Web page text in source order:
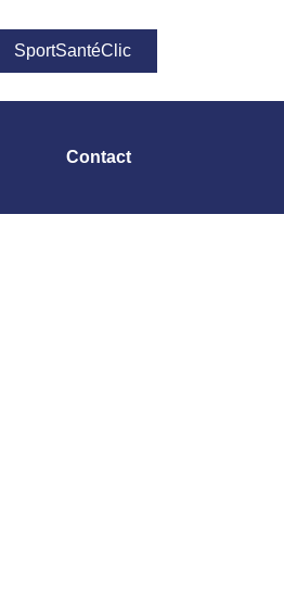
SportSantéClic
Contact